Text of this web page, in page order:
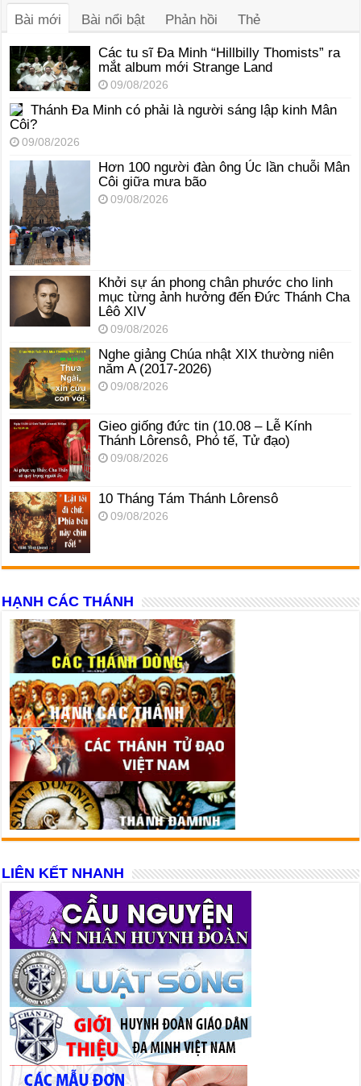
Bài mới
Bài nổi bật Phản hồi Thẻ
Các tu sĩ Đa Minh “Hillbilly Thomists” ra
mắt album mới Strange Land
09/08/2026
Thánh Đa Minh có phải là người sáng lập kinh Mân
Côi?
09/08/2026
Hơn 100 người đàn ông Úc lần chuỗi Mân
Côi giữa mưa bão
09/08/2026
Khởi sự án phong chân phước cho linh
mục từng ảnh hưởng đến Đức Thánh Cha
Lêô XIV
09/08/2026
Nghe giảng Chúa nhật XIX thường niên
năm A (2017-2026)
09/08/2026
Gieo giống đức tin (10.08 – Lễ Kính
Thánh Lôrensô, Phó tế, Tử đạo)
09/08/2026
10 Tháng Tám Thánh Lôrensô
09/08/2026
HẠNH CÁC THÁNH
LIÊN KẾT NHANH